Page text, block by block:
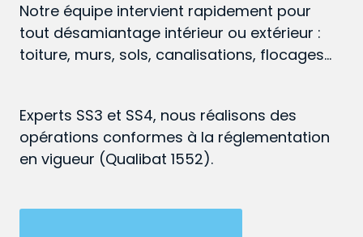
Notre équipe intervient rapidement pour
tout désamiantage intérieur ou extérieur :
toiture, murs, sols, canalisations, flocages…
Experts SS3 et SS4, nous réalisons des
opérations conformes à la réglementation
en vigueur (Qualibat 1552).